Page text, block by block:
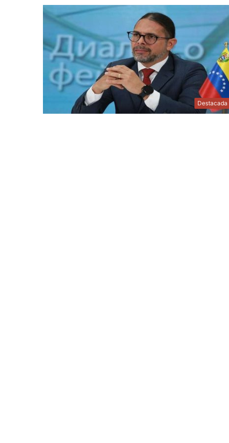
Destacada